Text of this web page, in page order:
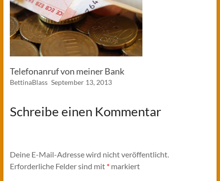
Telefonanruf von meiner Bank
BettinaBlass September 13, 2013
Schreibe einen Kommentar
Deine E-Mail-Adresse wird nicht veröffentlicht.
Erforderliche Felder sind mit *markiert